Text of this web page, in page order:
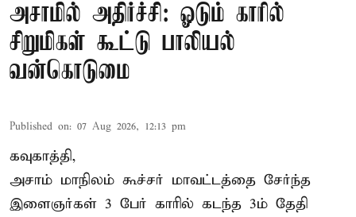
அசாமில் அதிர்ச்சி: ஓடும் காரில்
சிறுமிகள் கூட்டு பாலியல்
வன்கொடுமை
Published on: 07 Aug 2026, 12:13 pm
கவுகாத்தி,
அசாம் மாநிலம் கூச்சர் மாவட்டத்தை சேர்ந்த
இளைஞர்கள் 3 பேர் காரில் கடந்த 3ம் தேதி